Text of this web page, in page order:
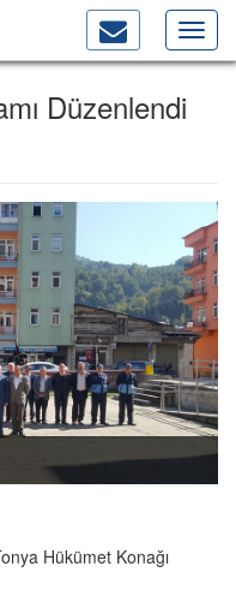
Düzenlendi
Hükümet Konağı